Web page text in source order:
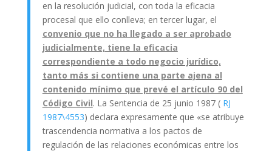
en la resolución judicial, con toda la eficacia
procesal que ello conlleva; en tercer lugar, el
convenio que no ha llegado a ser aprobado
judicialmente, tiene la eficacia
correspondiente a todo negocio jurídico,
tanto más si contiene una parte ajena al
contenido mínimo que prevé el artículo 90 del
Código Civil. La Sentencia de 25 junio 1987 ( RJ
1987\4553) declara expresamente que «se atribuye
trascendencia normativa a los pactos de
regulación de las relaciones económicas entre los